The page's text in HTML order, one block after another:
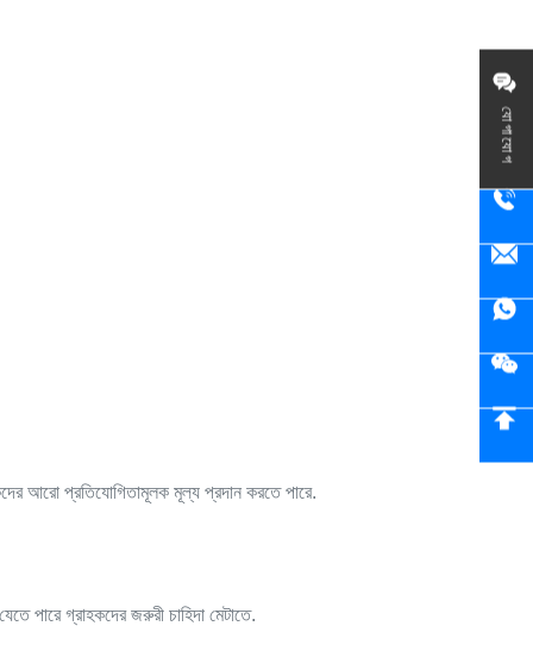
যোগাযোগ
আরো প্রতিযোগিতামূলক মূল্য প্রদান করতে পারে.
পারে গ্রাহকদের জরুরী চাহিদা মেটাতে.